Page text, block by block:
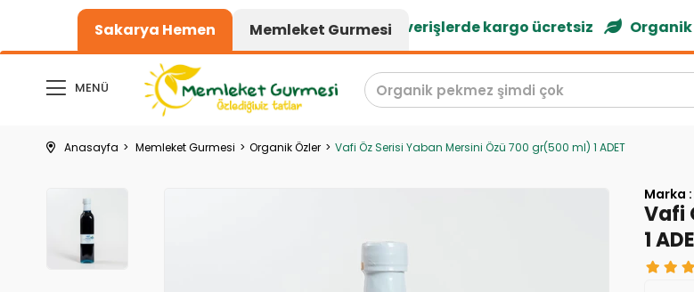
Sakarya Hemen Memleket Gurmesi
1000₺ üzeri alışverişlerde kargo ücretsiz Organik
MENÜ
Anasayfa Memleket Gurmesi Organik Özler Vafi Öz Serisi Yaban Mersini Özü 700 gr(500 ml) 1 ADET
Vafi
1
Marka :